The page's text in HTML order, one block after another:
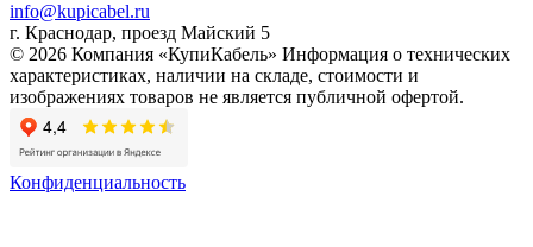
info@kupicabel.ru
г. Краснодар, проезд Майский 5
© 2026 Компания «КупиКабель» Информация о технических
характеристиках, наличии на складе, стоимости и
изображениях товаров не является публичной офертой.
Конфиденциальность